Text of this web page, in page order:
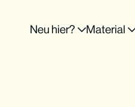
Neu hier? Material